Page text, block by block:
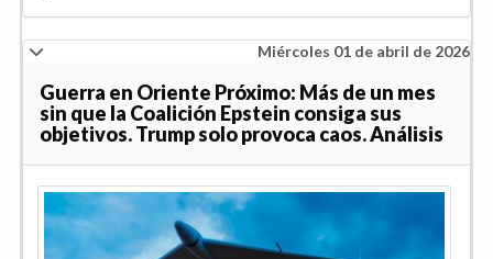
Miércoles 01 de abril de 2026
Guerra en Oriente Próximo: Más de un mes
sin que la Coalición Epstein consiga sus
objetivos. Trump solo provoca caos. Análisis